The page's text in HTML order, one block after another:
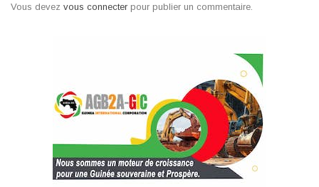
Vous devez vous connecter pour publier un commentaire.